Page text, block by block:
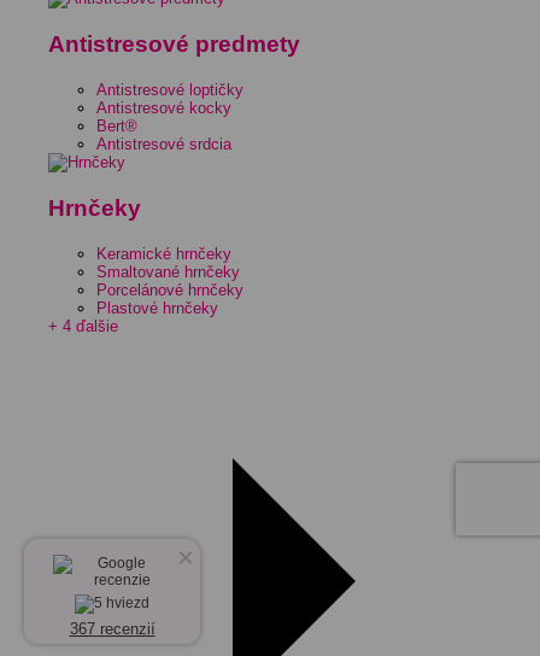
Antistresové predmety
Antistresové loptičky
Antistresové kocky
Bert®
Antistresové srdcia
Hrnčeky
Keramické hrnčeky
Smaltované hrnčeky
Porcelánové hrnčeky
Plastové hrnčeky
+ 4 ďalšie
×
367 recenzií